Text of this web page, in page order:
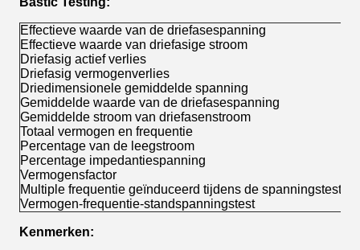
Effectieve waarde van de driefasespanning
Effectieve waarde van driefasige stroom
Driefasig actief verlies
Driefasig vermogenverlies
Driedimensionele gemiddelde spanning
Gemiddelde waarde van de driefasespanning
Gemiddelde stroom van driefasenstroom
Totaal vermogen en frequentie
Percentage van de leegstroom
Percentage impedantiespanning
Vermogensfactor
Multiple frequentie geïnduceerd tijdens de spanningstest
Vermogen-frequentie-standspanningstest
Kenmerken: